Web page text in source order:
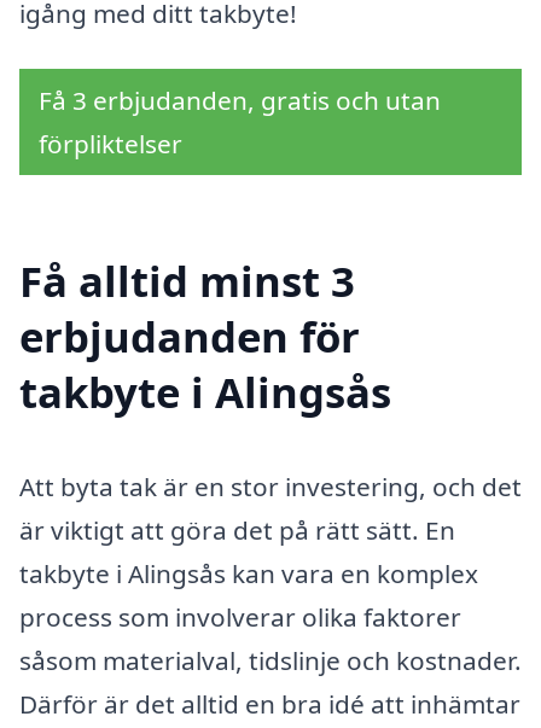
igång med ditt takbyte!
Få 3 erbjudanden, gratis och utan
förpliktelser
Få alltid minst 3
erbjudanden för
takbyte i Alingsås
Att byta tak är en stor investering, och det
är viktigt att göra det på rätt sätt. En
takbyte i Alingsås kan vara en komplex
process som involverar olika faktorer
såsom materialval, tidslinje och kostnader.
Därför är det alltid en bra idé att inhämtar